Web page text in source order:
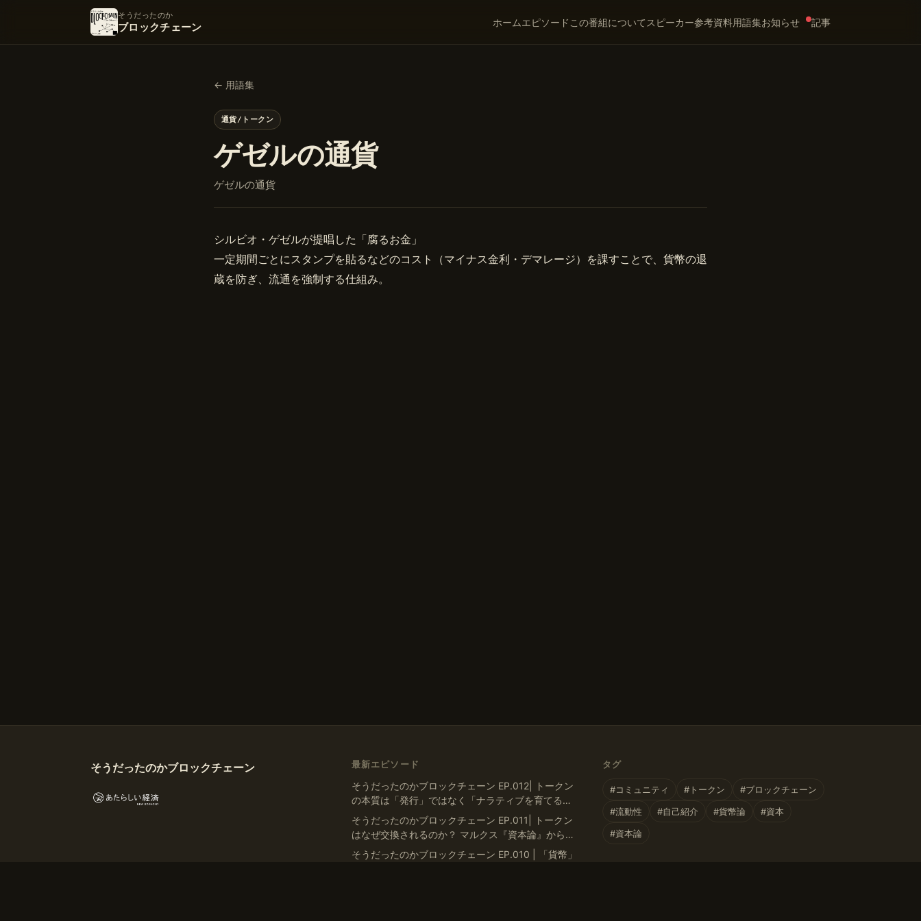
そうだったのか
ブロックチェーン ホームエピソード この番組について スピーカー参考資料用語集お知らせ 記事
← 用語集
通貨/トークン
ゲゼルの通貨
ゲゼルの通貨
シルビオ・ゲゼルが提唱した「腐るお金」
一定期間ごとにスタンプを貼るなどのコスト（マイナス金利・デマレージ）を課すことで、貨幣の退
蔵を防ぎ、流通を強制する仕組み。
そうだったのかブロックチェーン 最新エピソード
そうだったのかブロックチェーン EP.012| トークン
の本質は「発行」ではなく「ナラティブを育てる」
こと
そうだったのかブロックチェーン EP.011| トークン
はなぜ交換されるのか？ マルクス『資本論』から導
く「T-C-T’」モデル
そうだったのかブロックチェーン EP.010 | 「貨幣」
タグ
#コミュニティ #トークン
#ブロックチェーン
#流動性
#自己紹介 #貨幣論
#資本
#資本論